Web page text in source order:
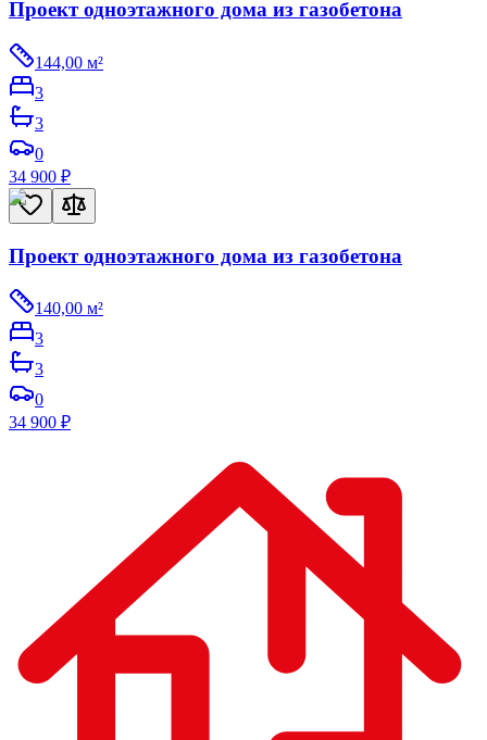
Проект одноэтажного дома из газобетона
144,00 м²
3
3
0
34 900 ₽
Проект одноэтажного дома из газобетона
140,00 м²
3
3
0
34 900 ₽